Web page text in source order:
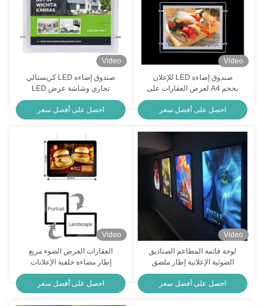
Video
صندوق إضاءة LED للإعلان
بحجم A4 لعرض العقارات على
النوافذ والمكتب
احصل على أفضل سعر
Video
صندوق إضاءة LED كريستالي
تجاري وشاشة عرض LED
أكريليك وصناديق إضاءة إعلانية
احصل على أفضل سعر
Video
لوحة قائمة المطاعم الصناديق
الضوئية الإعلانية إطار ملصق
الفيلم
احصل على أفضل سعر
Video
العقارات العرض الضوء مربع
إطار مضاءة خلفية الإعلانات
الأكريليك كريستال مربع الضوء
احصل على أفضل سعر